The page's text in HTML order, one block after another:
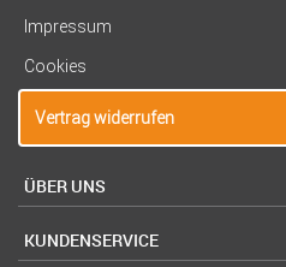
Impressum
Cookies
Vertrag widerrufen
ÜBER UNS
KUNDENSERVICE